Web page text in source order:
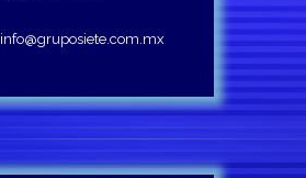
info@gruposiete.com.mx